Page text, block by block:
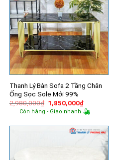
Thanh Lý Bàn Sofa 2 Tầng Chân
Ống Sọc Sole Mới 99%
2,980,000₫ Giá
gốc
là:
1,850,000₫Giá
hiện
tại
Còn hàng - Giao nhanh